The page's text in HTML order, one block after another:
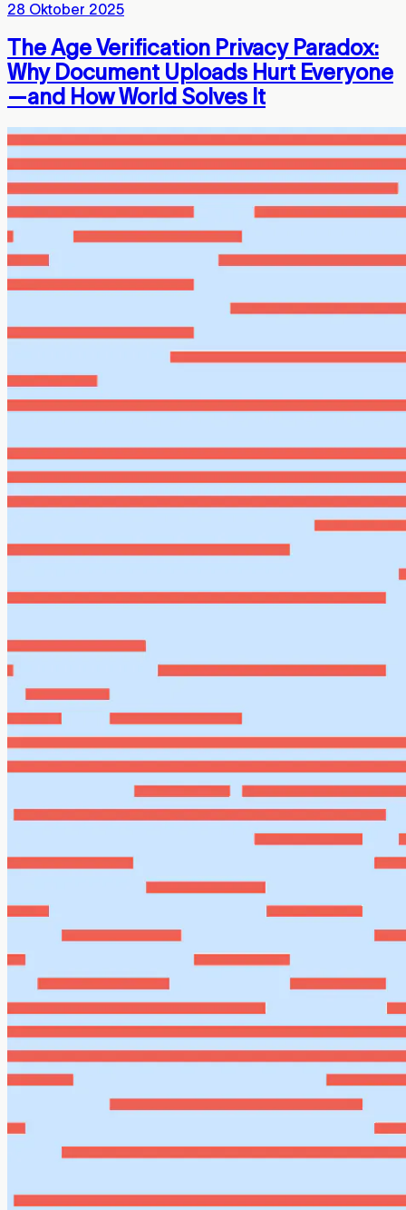
28 Oktober 2025
The Age Verification Privacy Paradox:
Why Document Uploads Hurt Everyone
—and How World Solves It